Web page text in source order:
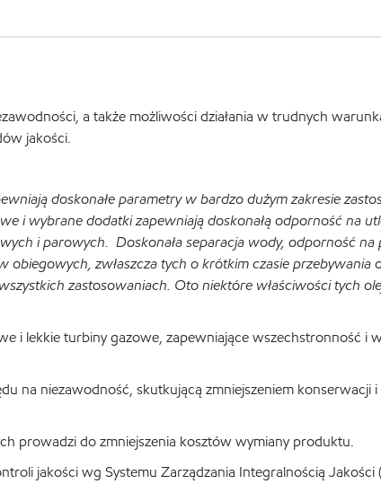
a także możliwości działania w trudnych
jakości.
doskonałe parametry w bardzo dużym zakresie
i wybrane dodatki zapewniają doskonałą odporność na
i parowych. Doskonała separacja wody, odporność na
zwłaszcza tych o krótkim czasie przebywania
zastosowaniach. Oto niektóre właściwości tych
i lekkie turbiny gazowe, zapewniające wszechstronność i
na niezawodność, skutkującą zmniejszeniem konserwacji i
prowadzi do zmniejszenia kosztów wymiany produktu.
jakości wg Systemu Zarządzania Integralnością Jakości